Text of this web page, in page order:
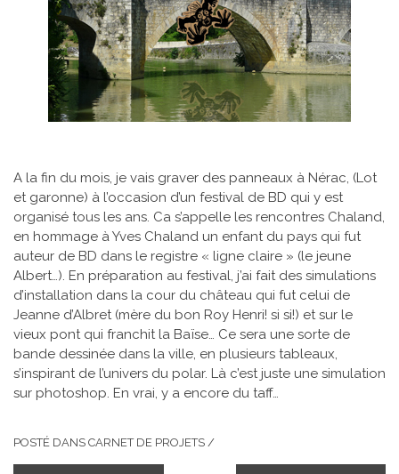
A la fin du mois, je vais graver des panneaux à Nérac, (Lot
et garonne) à l’occasion d’un festival de BD qui y est
organisé tous les ans. Ca s’appelle les rencontres Chaland,
en hommage à Yves Chaland un enfant du pays qui fut
auteur de BD dans le registre « ligne claire » (le jeune
Albert…). En préparation au festival, j’ai fait des simulations
d’installation dans la cour du château qui fut celui de
Jeanne d’Albret (mère du bon Roy Henri! si si!) et sur le
vieux pont qui franchit la Baïse… Ce sera une sorte de
bande dessinée dans la ville, en plusieurs tableaux,
s’inspirant de l’univers du polar. Là c’est juste une simulation
sur photoshop. En vrai, y a encore du taff…
POSTÉ DANS CARNET DE PROJETS /